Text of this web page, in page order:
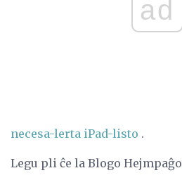
ad
necesa-lerta iPad-listo .
Legu pli ĉe la Blogo Hejmpaĝo